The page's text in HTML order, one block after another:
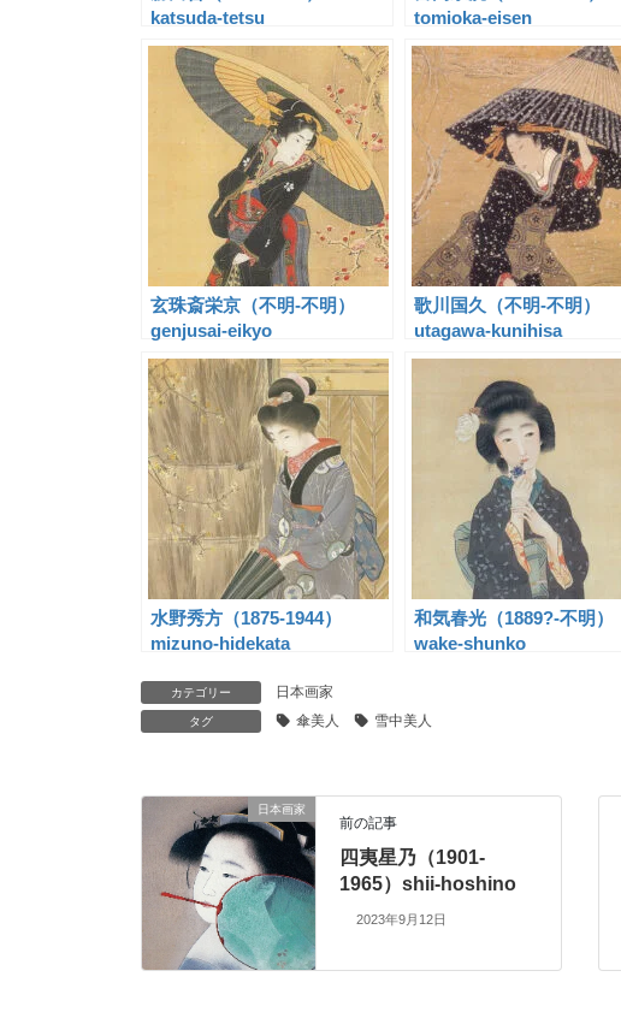
katsuda-tetsu
tomioka-eisen
玄珠斎栄京（不明-不明）
genjusai-eikyo
歌川国久（不明-不明）
utagawa-kunihisa
水野秀方（1875-1944）
mizuno-hidekata
和気春光（1889?-不明）
wake-shunko
カテゴリー 日本画家
タグ 傘美人 雪中美人
日本画家
前の記事
四夷星乃（1901-
1965）shii-hoshino
2023年9月12日